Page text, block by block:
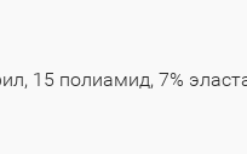
15 полиамид, 7%